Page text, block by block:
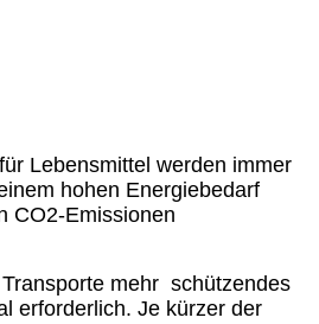
Lebensmittel werden immer
hohen Energiebedarf
CO2-Emissionen
mehr schützendes
erforderlich. Je kürzer der